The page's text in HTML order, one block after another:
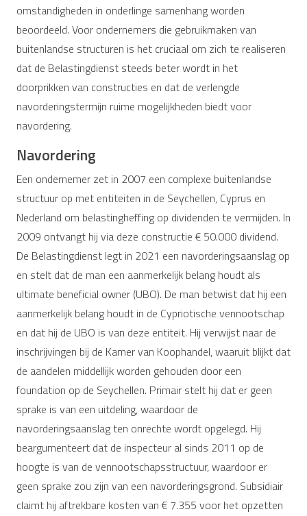
omstandigheden in onderlinge samenhang worden
beoordeeld. Voor ondernemers die gebruikmaken van
buitenlandse structuren is het cruciaal om zich te realiseren
dat de Belastingdienst steeds beter wordt in het
doorprikken van constructies en dat de verlengde
navorderingstermijn ruime mogelijkheden biedt voor
navordering.
Navordering
Een ondernemer zet in 2007 een complexe buitenlandse
structuur op met entiteiten in de Seychellen, Cyprus en
Nederland om belastingheffing op dividenden te vermijden. In
2009 ontvangt hij via deze constructie € 50.000 dividend.
De Belastingdienst legt in 2021 een navorderingsaanslag op
en stelt dat de man een aanmerkelijk belang houdt als
ultimate beneficial owner (UBO). De man betwist dat hij een
aanmerkelijk belang houdt in de Cypriotische vennootschap
en dat hij de UBO is van deze entiteit. Hij verwijst naar de
inschrijvingen bij de Kamer van Koophandel, waaruit blijkt dat
de aandelen middellijk worden gehouden door een
foundation op de Seychellen. Primair stelt hij dat er geen
sprake is van een uitdeling, waardoor de
navorderingsaanslag ten onrechte wordt opgelegd. Hij
beargumenteert dat de inspecteur al sinds 2011 op de
hoogte is van de vennootschapsstructuur, waardoor er
geen sprake zou zijn van een navorderingsgrond. Subsidiair
claimt hij aftrekbare kosten van € 7.355 voor het opzetten